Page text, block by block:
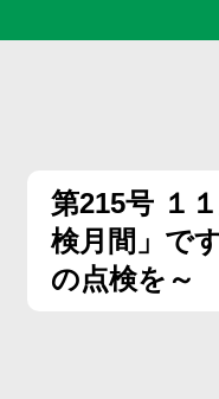
第215号 １
検月間」で
の点検を～